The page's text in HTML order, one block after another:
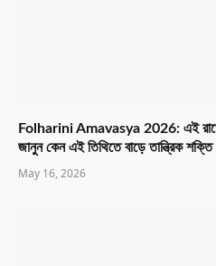
Folharini Amavasya 2026: এই রাতে
জানুন কেন এই তিথিতে বাড়ে তান্ত্রিক শক্তি
May 16, 2026